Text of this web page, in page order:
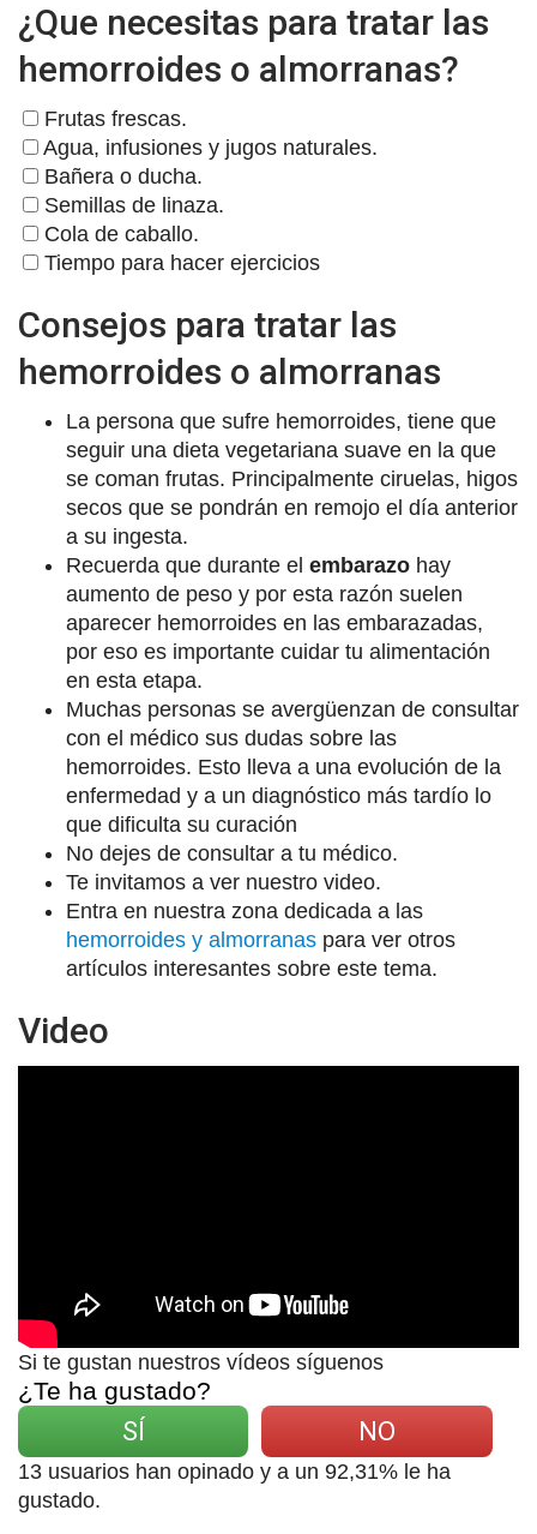
¿Que necesitas para tratar las
hemorroides o almorranas?
Frutas frescas.
Agua, infusiones y jugos naturales.
Bañera o ducha.
Semillas de linaza.
Cola de caballo.
Tiempo para hacer ejercicios
Consejos para tratar las
hemorroides o almorranas
La persona que sufre hemorroides, tiene que
seguir una dieta vegetariana suave en la que
se coman frutas. Principalmente ciruelas, higos
secos que se pondrán en remojo el día anterior
a su ingesta.
Recuerda que durante el embarazo hay
aumento de peso y por esta razón suelen
aparecer hemorroides en las embarazadas,
por eso es importante cuidar tu alimentación
en esta etapa.
Muchas personas se avergüenzan de consultar
con el médico sus dudas sobre las
hemorroides. Esto lleva a una evolución de la
enfermedad y a un diagnóstico más tardío lo
que dificulta su curación
No dejes de consultar a tu médico.
Te invitamos a ver nuestro video.
Entra en nuestra zona dedicada a las
hemorroides y almorranas para ver otros
artículos interesantes sobre este tema.
Video
Si te gustan nuestros vídeos síguenos
¿Te ha gustado?
SÍ NO
13 usuarios han opinado y a un 92,31% le ha
gustado.